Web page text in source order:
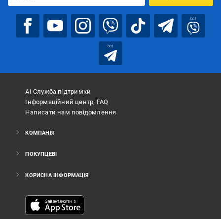
bot
bot
АІ Служба підтримки
Інформаційний центр, FAQ
Написати нам повідомлення
КОМПАНІЯ
ПОКУПЦЕВІ
КОРИСНА ІНФОРМАЦІЯ